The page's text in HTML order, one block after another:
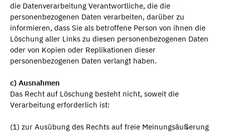
die Datenverarbeitung Verantwortliche, die die
personenbezogenen Daten verarbeiten, darüber zu
informieren, dass Sie als betroffene Person von ihnen die
Löschung aller Links zu diesen personenbezogenen Daten
oder von Kopien oder Replikationen dieser
personenbezogenen Daten verlangt haben.
c) Ausnahmen
Das Recht auf Löschung besteht nicht, soweit die
Verarbeitung erforderlich ist:
(1) zur Ausübung des Rechts auf freie Meinungsäußerung